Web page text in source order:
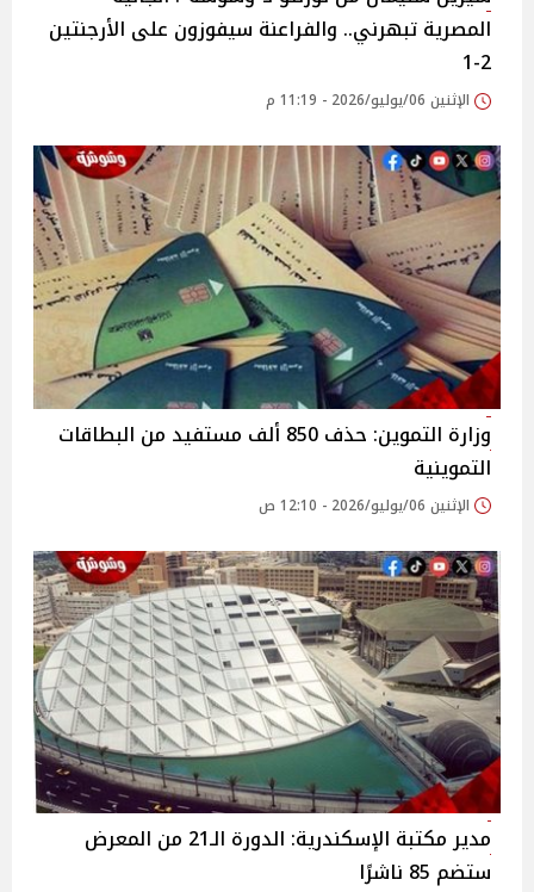
المصرية تبهرني.. والفراعنة سيفوزون على الأرجنتين
2-1
الإثنين 06/يوليو/2026 - 11:19 م
وزارة التموين: حذف 850 ألف مستفيد من البطاقات
التموينية
الإثنين 06/يوليو/2026 - 12:10 ص
مدير مكتبة الإسكندرية: الدورة الـ21 من المعرض
ستضم 85 ناشرًا